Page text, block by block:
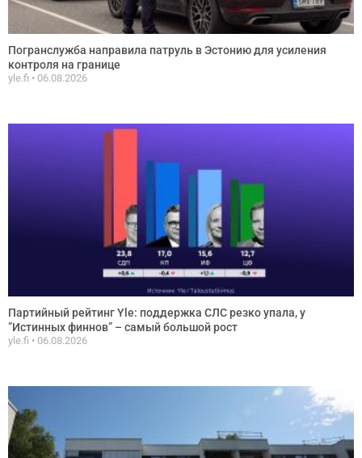
Погранслужба направила патруль в Эстонию для усиления
контроля на границе
yle.fi 06.08.2026
Партийный рейтинг Yle: поддержка СЛС резко упала, у
”Истинных финнов” – самый большой рост
yle.fi 06.08.2026